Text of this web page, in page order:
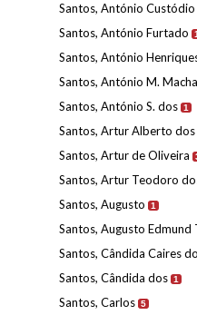
Santos, António
Santos, António Furtado 1
Santos, António
Santos, António M.
Santos, António S. dos 1
Santos, Artur Alberto dos
Santos, Artur de Oliveira
Santos, Artur Teodoro
Santos, Augusto 1
Santos, Augusto Edmund
Santos, Cândida Caires
Santos, Cândida dos 1
Santos, Carlos 5